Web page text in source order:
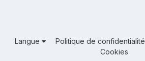
Langue Politique de confidentialité
Cookies